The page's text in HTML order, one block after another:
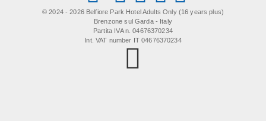
© 2024 - 2026 Belfiore Park Hotel Adults Only (16 years plus)
Brenzone sul Garda - Italy
Partita IVA n. 04676370234
Int. VAT number IT 04676370234